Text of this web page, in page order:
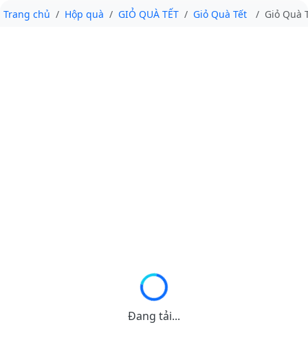
Trang chủ Hộp quà GIỎ QUÀ TẾT Giỏ Quà Tết Giỏ Quà
Đang tải...